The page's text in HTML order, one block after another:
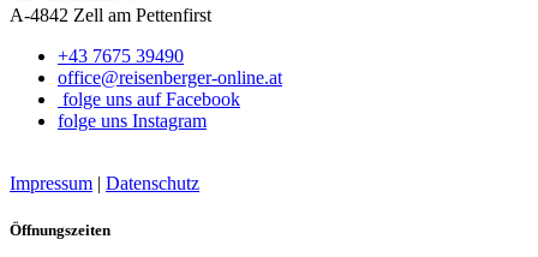
A-4842 Zell am Pettenfirst
+43 7675 39490
office@reisenberger-online.at
folge uns auf Facebook
folge uns Instagram
Impressum | Datenschutz
Öffnungszeiten